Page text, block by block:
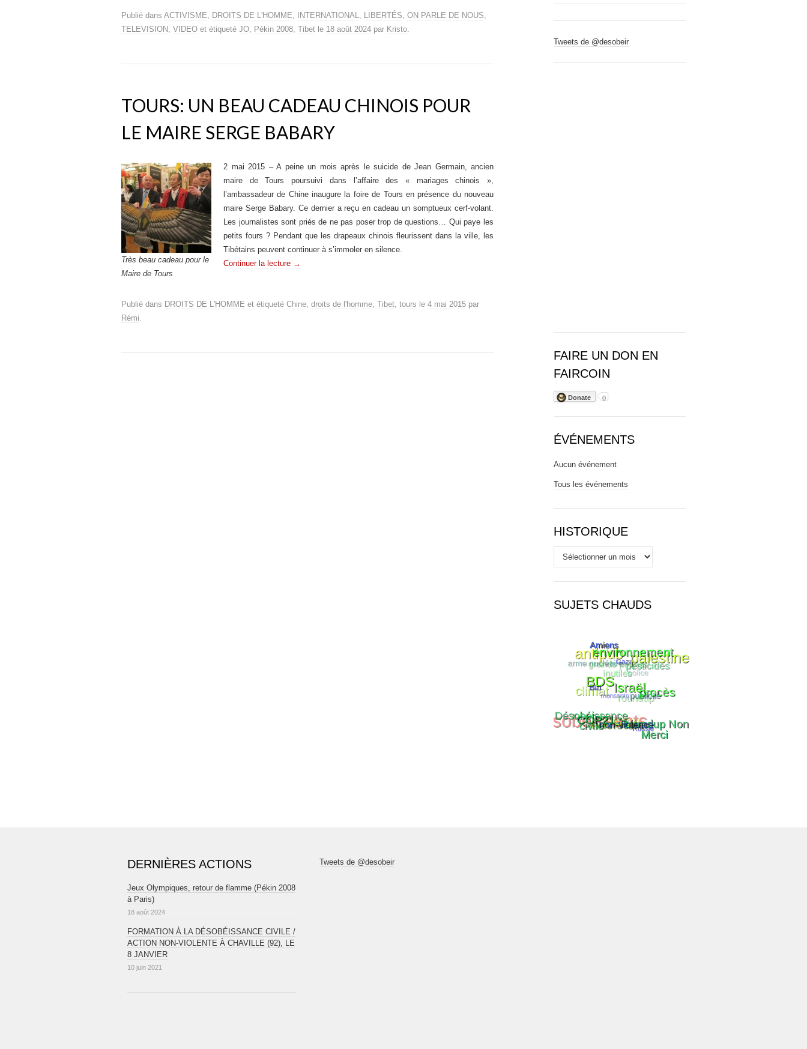
Publié dans ACTIVISME DROITS DE L'HOMME INTERNATIONAL LIBERTÉS ON PARLE DE NOUS
TELEVISION
VIDEO et étiqueté JO Pékin 2008 Tibet le 18 août 2024 par Kristo
TOURS: UN BEAU CADEAU CHINOIS POUR
LE MAIRE SERGE BABARY
Très beau cadeau pour le
Maire de Tours
2 mai 2015 – A peine un mois après le suicide de Jean Germain, ancien
maire de Tours poursuivi dans l’affaire des « mariages chinois »,
l’ambassadeur de Chine inaugure la foire de Tours en présence du nouveau
maire Serge Babary. Ce dernier a reçu en cadeau un somptueux cerf-volant.
Les journalistes sont priés de ne pas poser trop de questions… Qui paye les
petits fours ? Pendant que les drapeaux chinois fleurissent dans la ville, les
Tibétains peuvent continuer à s’immoler en silence.
Continuer la lecture →
Publié dans DROITS DE L'HOMME et étiqueté Chine droits de l'homme Tibet tours le 4 mai 2015 par
Rémi
Tweets de @desobeir
FAIRE UN DON EN
FAIRCOIN
Donate 0
ÉVÉNEMENTS
Aucun événement
Tous les événements
HISTORIQUE
Historique
SUJETS CHAUDS
DERNIÈRES ACTIONS
Jeux Olympiques, retour de flamme (Pékin 2008
à Paris)
18 août 2024
FORMATION À LA DÉSOBÉISSANCE CIVILE /
ACTION NON-VIOLENTE À CHAVILLE (92), LE
8 JANVIER
10 juin 2021
Tweets de @desobeir